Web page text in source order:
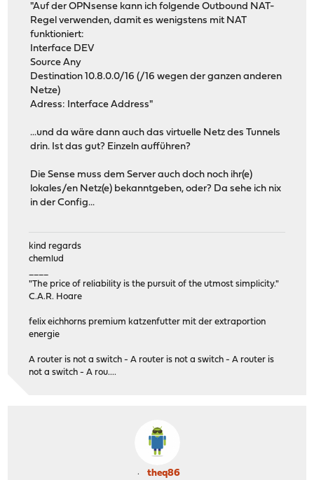
"Auf der OPNsense kann ich folgende Outbound NAT-
Regel verwenden, damit es wenigstens mit NAT
funktioniert:
Interface DEV
Source Any
Destination 10.8.0.0/16 (/16 wegen der ganzen anderen
Netze)
Adress: Interface Address"
...und da wäre dann auch das virtuelle Netz des Tunnels
drin. Ist das gut? Einzeln aufführen?
Die Sense muss dem Server auch doch noch ihr(e)
lokales/en Netz(e) bekanntgeben, oder? Da sehe ich nix
in der Config...
kind regards
chemlud
"The price of reliability is the pursuit of the utmost simplicity."
C.A.R. Hoare
felix eichhorns premium katzenfutter mit der extraportion
energie
A router is not a switch - A router is not a switch - A router is
not a switch - A rou....
theq86